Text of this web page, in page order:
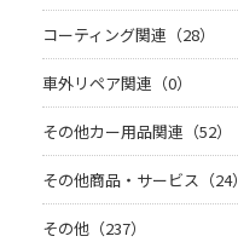
コーティング関連（28）
車外リペア関連（0）
その他カー用品関連（52）
その他商品・サービス（24）
その他（237）